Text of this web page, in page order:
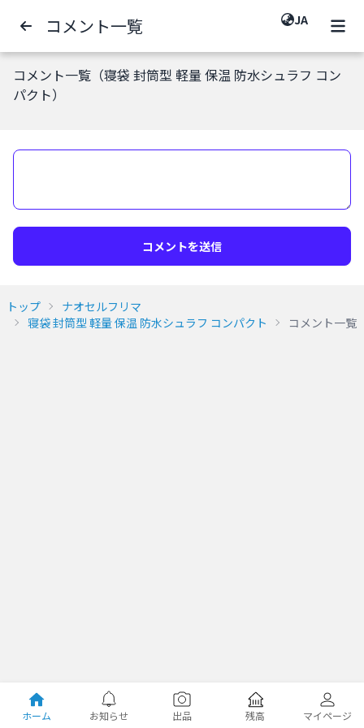
コメント一覧 JA
コメント一覧（寝袋 封筒型 軽量 保温 防水シュラフ コン
パクト）
コメントを送信
トップ
ナオセルフリマ
寝袋 封筒型 軽量 保温 防水シュラフ コンパクト
コメント一覧
ホーム お知らせ 出品 残高 マイページ